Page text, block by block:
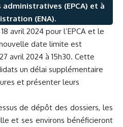
(EPCA) et à
(ENA).
avril 2024 pour l’EPCA et le
nouvelle date limite est
avril 2024 à 15h30. Cette
un délai supplémentaire
et présenter leurs
de dépôt des dossiers, les
et ses environs bénéficieront